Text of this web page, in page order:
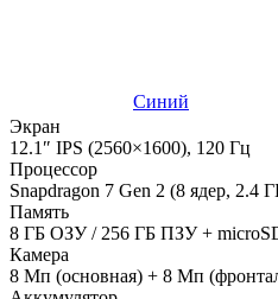
Синий
Экран
12.1″ IPS (2560×1600), 120 Гц
Процессор
Snapdragon 7 Gen 2 (8 ядер, 2.4
Память
8 ГБ ОЗУ / 256 ГБ ПЗУ +
Камера
8 Мп (основная) + 8 Мп